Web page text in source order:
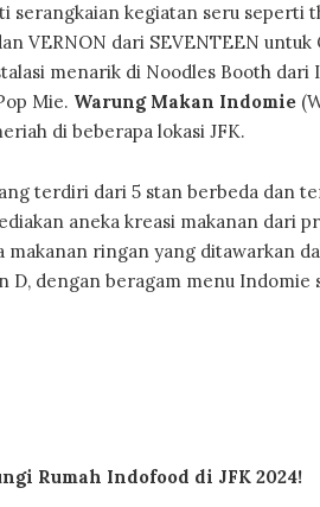
serangkaian kegiatan seru seperti
VERNON dari SEVENTEEN
menarik di Noodles Booth
Mie. Warung Makan Indomie
di beberapa lokasi JFK.
terdiri dari 5 stan berbeda dan
aneka kreasi makanan dari
ringan yang ditawarkan
D, dengan beragam menu
Rumah Indofood di JFK 2024!